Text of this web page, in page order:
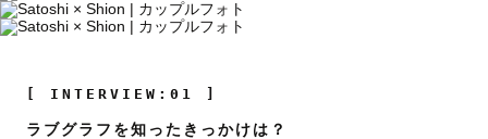
[ INTERVIEW:01 ]
ラブグラフを知ったきっかけは？